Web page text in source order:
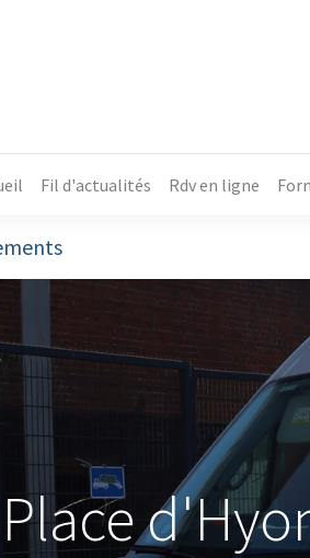
Fil d'actualités Rdv en ligne